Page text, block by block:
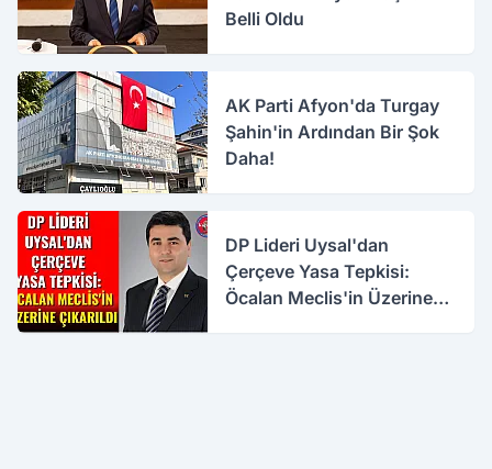
Belli Oldu
AK Parti Afyon'da Turgay
Şahin'in Ardından Bir Şok
Daha!
DP Lideri Uysal'dan
Çerçeve Yasa Tepkisi:
Öcalan Meclis'in Üzerine